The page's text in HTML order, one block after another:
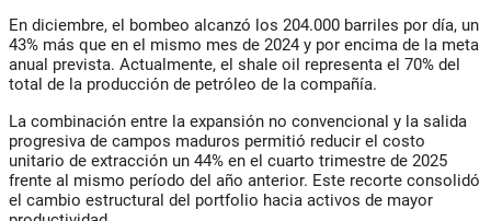
En diciembre, el bombeo alcanzó los 204.000 barriles por día, un
43% más que en el mismo mes de 2024 y por encima de la meta
anual prevista. Actualmente, el shale oil representa el 70% del
total de la producción de petróleo de la compañía.
La combinación entre la expansión no convencional y la salida
progresiva de campos maduros permitió reducir el costo
unitario de extracción un 44% en el cuarto trimestre de 2025
frente al mismo período del año anterior. Este recorte consolidó
el cambio estructural del portfolio hacia activos de mayor